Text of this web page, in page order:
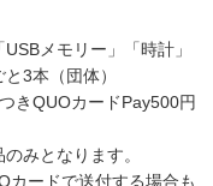
メモリー」「時計」
3本（団体）
きQUOカードPay500円
みとなります。
カードで送付する場合も